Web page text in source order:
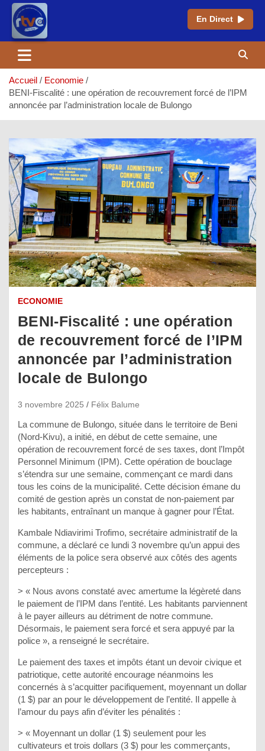
En Direct
contenu
Accueil
Economie
BENI-Fiscalité : une opération de recouvrement forcé de l’IPM
annoncée par l’administration locale de Bulongo
ECONOMIE
BENI-Fiscalité : une opération
de recouvrement forcé de l’IPM
annoncée par l’administration
locale de Bulongo
3 novembre 2025 Félix Balume
La commune de Bulongo, située dans le territoire de Beni
(Nord-Kivu), a initié, en début de cette semaine, une
opération de recouvrement forcé de ses taxes, dont l’Impôt
Personnel Minimum (IPM). Cette opération de bouclage
s’étendra sur une semaine, commençant ce mardi dans
tous les coins de la municipalité. Cette décision émane du
comité de gestion après un constat de non-paiement par
les habitants, entraînant un manque à gagner pour l’État.
Kambale Ndiavirimi Trofimo, secrétaire administratif de la
commune, a déclaré ce lundi 3 novembre qu’un appui des
éléments de la police sera observé aux côtés des agents
percepteurs :
> « Nous avons constaté avec amertume la légèreté dans
le paiement de l’IPM dans l’entité. Les habitants parviennent
à le payer ailleurs au détriment de notre commune.
Désormais, le paiement sera forcé et sera appuyé par la
police », a renseigné le secrétaire.
Le paiement des taxes et impôts étant un devoir civique et
patriotique, cette autorité encourage néanmoins les
concernés à s’acquitter pacifiquement, moyennant un dollar
(1 $) par an pour le développement de l’entité. Il appelle à
l’amour du pays afin d’éviter les pénalités :
> « Moyennant un dollar (1 $) seulement pour les
cultivateurs et trois dollars (3 $) pour les commerçants,